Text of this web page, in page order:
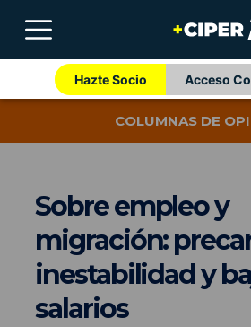
Hazte Socio Acceso
COLUMNAS DE
Sobre empleo y
migración:
inestabilidad y
salarios